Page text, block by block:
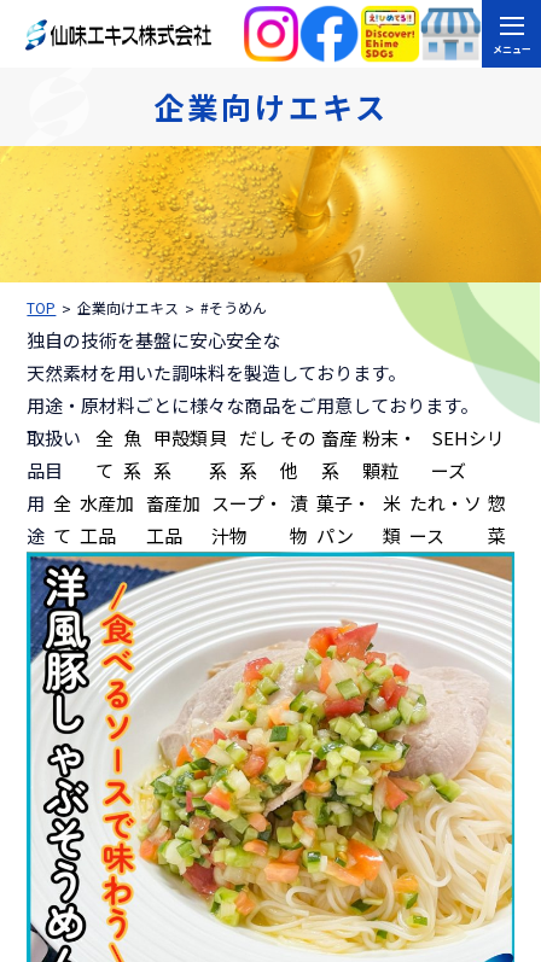
メニュー
企業向けエキス
TOP 企業向けエキス #そうめん
独自の技術を基盤に安心安全な
天然素材を用いた調味料を製造しております。
用途・原材料ごとに様々な商品をご用意しております。
取扱い
品目
全
て
魚
系
甲殻類
系
貝
系
だし
系
その
他
畜産
系
粉末・
顆粒
SEHシリ
ーズ
用
途
全
て
水産加
工品
畜産加
工品
スープ・
汁物
漬
物
菓子・
パン
米
類
たれ・ソ
ース
惣
菜